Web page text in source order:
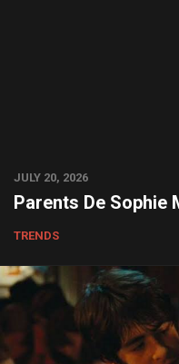
JULY 20, 2026
Parents De Sophie
TRENDS